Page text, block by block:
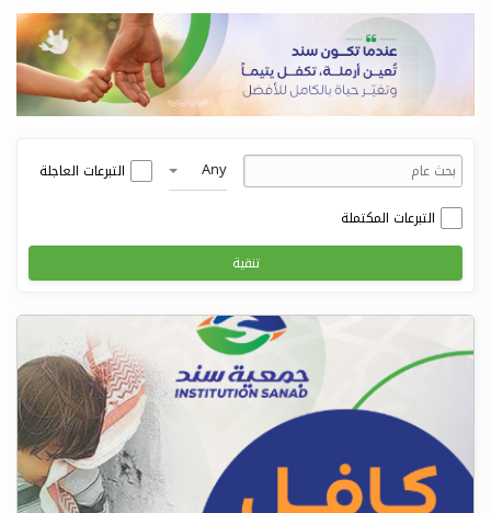
Any
التبرعات العاجلة
التبرعات المكتملة
تنقية